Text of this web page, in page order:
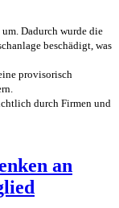
Dadurch wurde die
beschädigt, was
provisorisch
durch Firmen und
an